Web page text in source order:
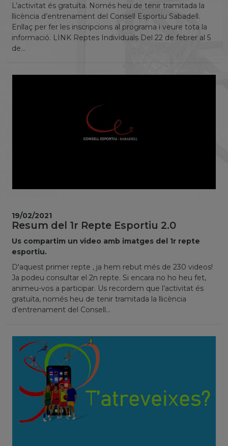
L’activitat és gratuïta. Només heu de tenir tramitada la
llicència d’entrenament del Consell Esportiu Sabadell.
Enllaç per fer les inscripcions al programa i veure tota la
informació. LINK Reptes Individuals Del 22 de febrer al 5
de...
Resum del 1r Repte Esportiu 2.0
Us compartim un video amb imatges del 1r repte
esportiu.
D'aquest primer repte , ja hem rebut més de 230 videos!
Ja podeu consultar el 2n repte. Si encara no ho heu fet,
animeu-vos a participar. Us recordem que l’activitat és
gratuïta, només heu de tenir tramitada la llicència
d’entrenament del Consell...
19/02/2021